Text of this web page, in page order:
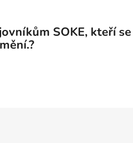
SOKE, kteří